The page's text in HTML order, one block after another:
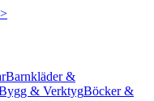
Barnkläder &
& VerktygBöcker &